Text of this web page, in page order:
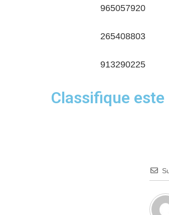
965057920
265408803
913290225
Classifique